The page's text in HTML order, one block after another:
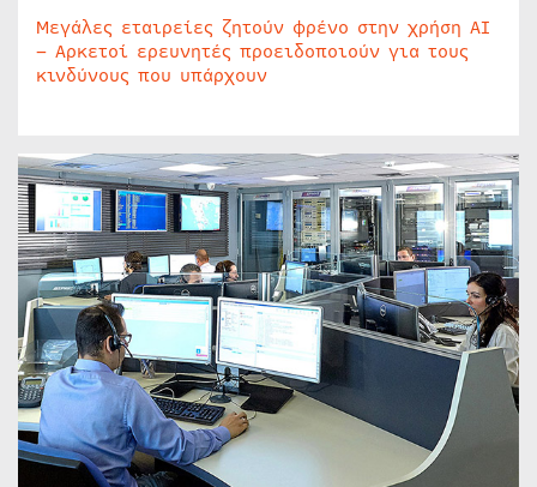
Μεγάλες εταιρείες ζητούν φρένο στην χρήση AI
– Αρκετοί ερευνητές προειδοποιούν για τους
κινδύνους που υπάρχουν